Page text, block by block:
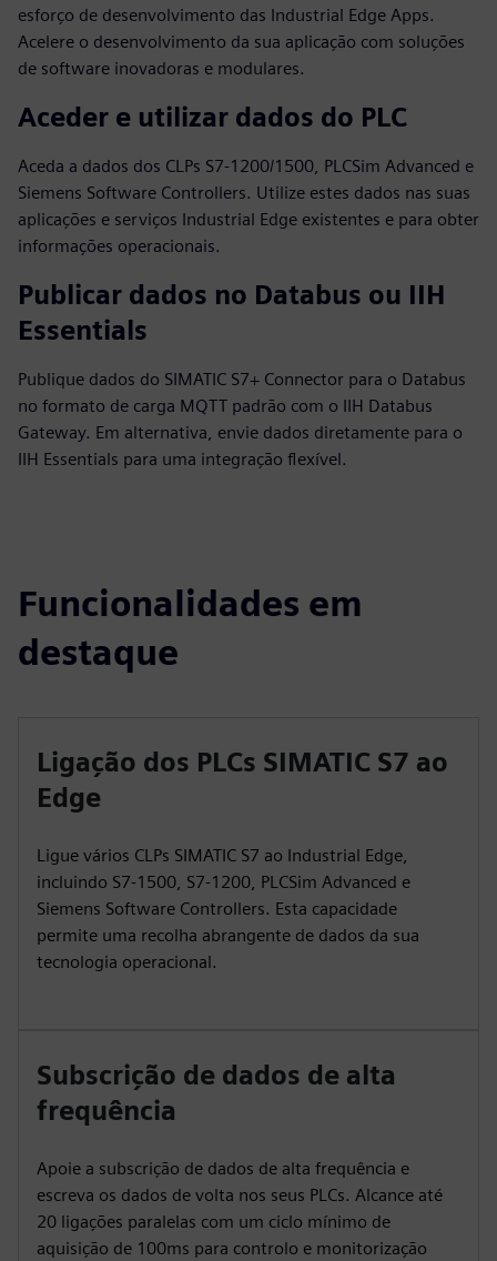
esforço de desenvolvimento das Industrial Edge Apps.
Acelere o desenvolvimento da sua aplicação com soluções
de software inovadoras e modulares.
Aceder e utilizar dados do PLC
Aceda a dados dos CLPs S7-1200/1500, PLCSim Advanced e
Siemens Software Controllers. Utilize estes dados nas suas
aplicações e serviços Industrial Edge existentes e para obter
informações operacionais.
Publicar dados no Databus ou IIH
Essentials
Publique dados do SIMATIC S7+ Connector para o Databus
no formato de carga MQTT padrão com o IIH Databus
Gateway. Em alternativa, envie dados diretamente para o
IIH Essentials para uma integração flexível.
Funcionalidades em
destaque
Ligação dos PLCs SIMATIC S7 ao
Edge
Ligue vários CLPs SIMATIC S7 ao Industrial Edge,
incluindo S7-1500, S7-1200, PLCSim Advanced e
Siemens Software Controllers. Esta capacidade
permite uma recolha abrangente de dados da sua
tecnologia operacional.
Subscrição de dados de alta
frequência
Apoie a subscrição de dados de alta frequência e
escreva os dados de volta nos seus PLCs. Alcance até
20 ligações paralelas com um ciclo mínimo de
aquisição de 100ms para controlo e monitorização